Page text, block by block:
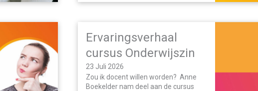
Ervaringsverhaal
cursus Onderwijszin
23 Juli 2026
Zou ik docent willen worden? Anne
Boekelder nam deel aan de cursus